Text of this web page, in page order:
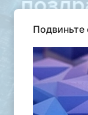
Подвиньте